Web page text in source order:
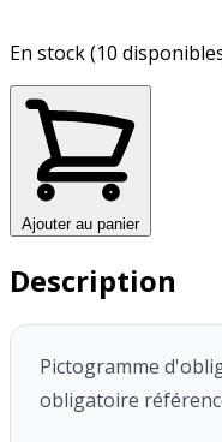
En stock (10
Ajouter au panier
Description
Pictogramme
obligatoire